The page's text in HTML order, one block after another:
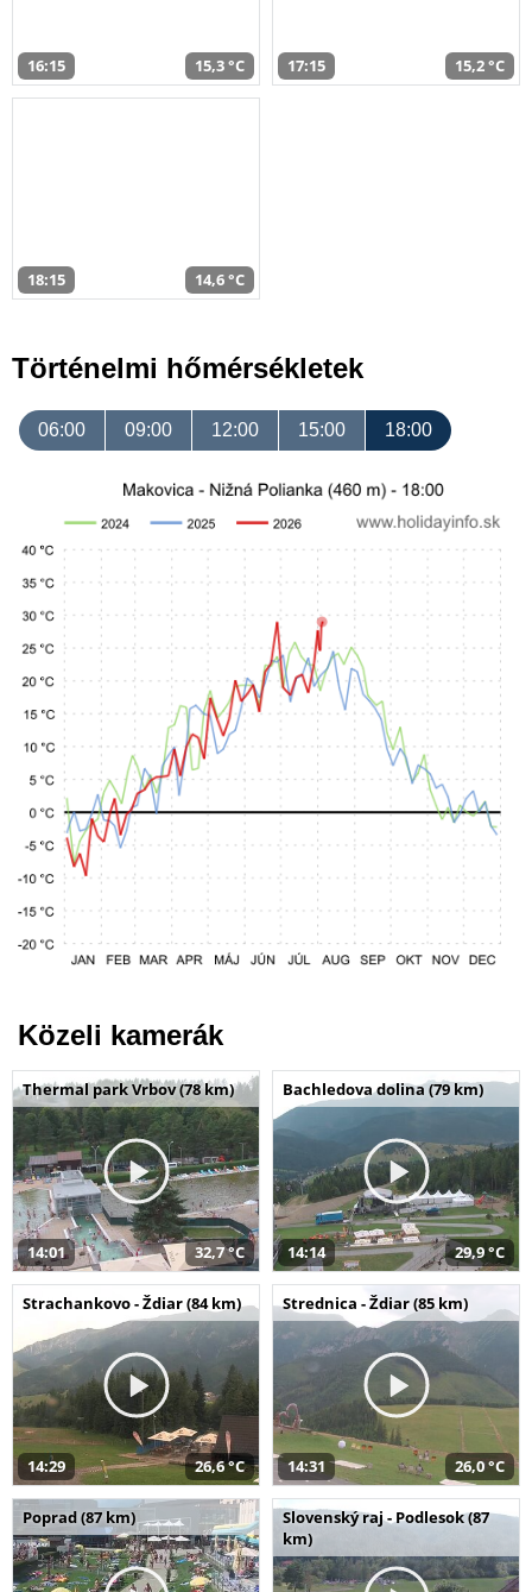
16:15 15,3 °C 17:15 15,2 °C
18:15 14,6 °C
Történelmi hőmérsékletek
06:00 09:00 12:00 15:00 18:00
Közeli kamerák
Thermal park Vrbov (78 km)
14:01 32,7 °C
Bachledova dolina (79 km)
14:14 29,9 °C
Strachankovo - Ždiar (84 km)
14:29 26,6 °C
Strednica - Ždiar (85 km)
14:31 26,0 °C
Poprad (87 km)
Slovenský raj - Podlesok (87
km)